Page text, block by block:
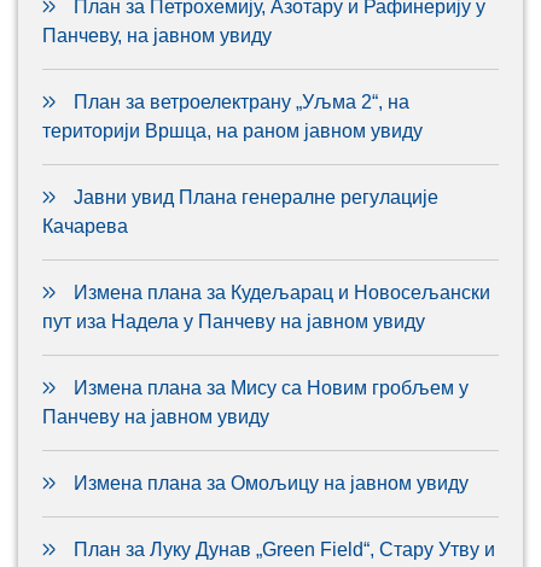
План за Петрохемију, Азотару и Рафинерију у
Панчеву, на јавном увиду
План за ветроелектрану „Уљма 2“, на
територији Вршца, на раном јавном увиду
Јавни увид Плана генералне регулације
Качарева
Измена плана за Кудељарац и Новосељански
пут иза Надела у Панчеву на јавном увиду
Измена плана за Мису са Новим гробљем у
Панчеву на јавном увиду
Измена плана за Омољицу на јавном увиду
План за Луку Дунав „Green Field“, Стару Утву и